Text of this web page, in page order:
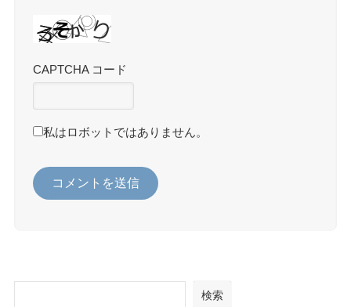
CAPTCHA コード
私はロボットではありません。
検索